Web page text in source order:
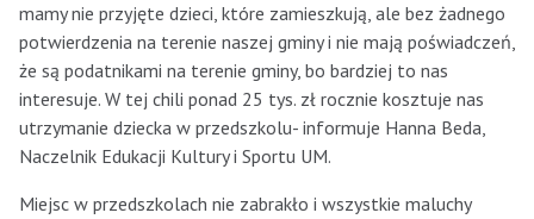
mamy nie przyjęte dzieci, które zamieszkują, ale bez żadnego
potwierdzenia na terenie naszej gminy i nie mają poświadczeń,
że są podatnikami na terenie gminy, bo bardziej to nas
interesuje. W tej chili ponad 25 tys. zł rocznie kosztuje nas
utrzymanie dziecka w przedszkolu- informuje Hanna Beda,
Naczelnik Edukacji Kultury i Sportu UM.
Miejsc w przedszkolach nie zabrakło i wszystkie maluchy